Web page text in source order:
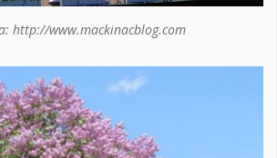
http://www.mackinacblog.com